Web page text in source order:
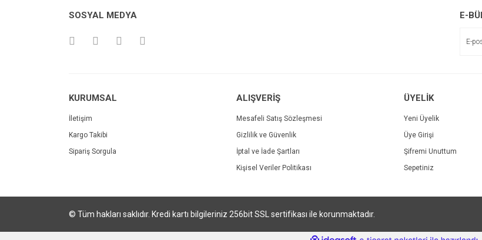
Ürün açıklamasında eksik bilgiler bulunuyor.
SOSYAL MEDYA E-
KURUMSAL
İletişim
Kargo Takibi
Sipariş Sorgula
ALIŞVERİŞ
Mesafeli Satış Sözleşmesi
Gizlilik ve Güvenlik
İptal ve İade Şartları
Kişisel Veriler Politikası
ÜYELİK
Yeni Üyelik
Üye Girişi
Şifremi Unuttum
Sepetiniz
© Tüm hakları saklıdır. Kredi kartı bilgileriniz 256bit SSL sertifikası ile korunmaktadır.